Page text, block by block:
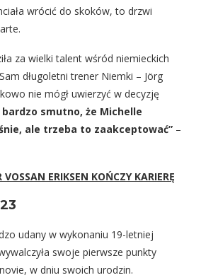
wrócić do skoków, to drzwi
za wielki talent wśród niemieckich
długoletni trener Niemki – Jörg
nie mógł uwierzyć w decyzję
bardzo smutno, że Michelle
ale trzeba to zaakceptować” –
VOSSAN ERIKSEN KOŃCZY KARIERĘ
udany w wykonaniu 19-letniej
swoje pierwsze punkty
w dniu swoich urodzin.